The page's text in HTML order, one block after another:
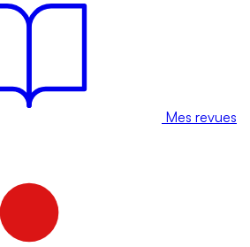
Mes revues